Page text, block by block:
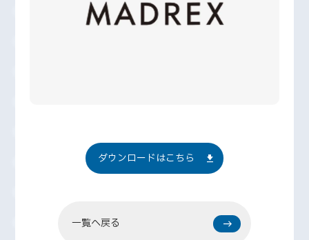
ダウンロードはこちら
一覧へ戻る